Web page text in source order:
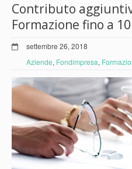
Contributo
Formazione fino a
settembre 26, 2018
Aziende, Fondimpresa,